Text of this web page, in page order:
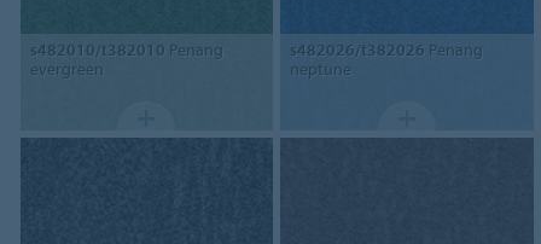
s482010/t382010 Penang
evergreen
s482026/t382026 Penang
neptune